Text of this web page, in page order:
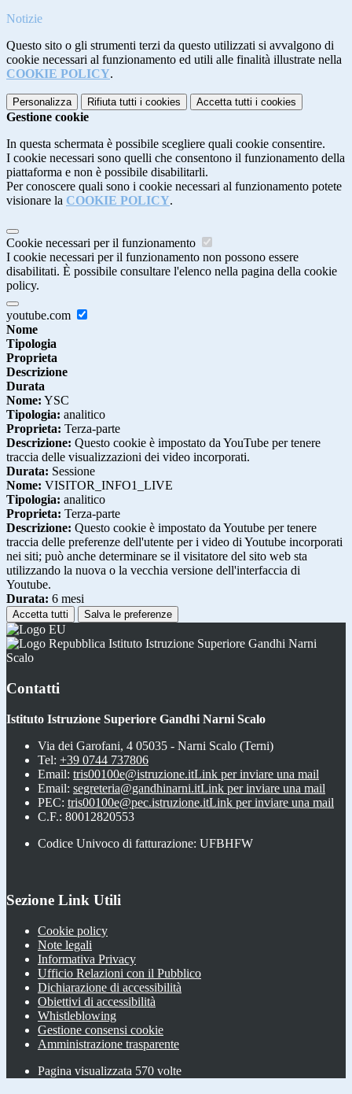
Notizie
Questo sito o gli strumenti terzi da questo utilizzati si avvalgono di
cookie necessari al funzionamento ed utili alle finalità illustrate nella
COOKIE POLICY.
Personalizza Rifiuta tutti i cookies Accetta tutti i cookies
Gestione cookie
In questa schermata è possibile scegliere quali cookie consentire.
I cookie necessari sono quelli che consentono il funzionamento della
piattaforma e non è possibile disabilitarli.
Per conoscere quali sono i cookie necessari al funzionamento potete
visionare la COOKIE POLICY.
Cookie necessari per il funzionamento
I cookie necessari per il funzionamento non possono essere
disabilitati. È possibile consultare l'elenco nella pagina della cookie
policy.
youtube.com
Nome
Tipologia
Proprieta
Descrizione
Durata
Nome: YSC
Tipologia: analitico
Proprieta: Terza-parte
Descrizione: Questo cookie è impostato da YouTube per tenere
traccia delle visualizzazioni dei video incorporati.
Durata: Sessione
Nome: VISITOR_INFO1_LIVE
Tipologia: analitico
Proprieta: Terza-parte
Descrizione: Questo cookie è impostato da Youtube per tenere
traccia delle preferenze dell'utente per i video di Youtube incorporati
nei siti; può anche determinare se il visitatore del sito web sta
utilizzando la nuova o la vecchia versione dell'interfaccia di
Youtube.
Durata: 6 mesi
Accetta tutti Salva le preferenze
Istituto Istruzione Superiore Gandhi Narni
Scalo
Contatti
Istituto Istruzione Superiore Gandhi Narni Scalo
Via dei Garofani, 4 05035 - Narni Scalo (Terni)
Tel: +39 0744 737806
Email: tris00100e@istruzione.itLink per inviare una mail
Email: segreteria@gandhinarni.itLink per inviare una mail
PEC: tris00100e@pec.istruzione.itLink per inviare una mail
C.F.: 80012820553
Codice Univoco di fatturazione: UFBHFW
Sezione Link Utili
Cookie policy
Note legali
Informativa Privacy
Ufficio Relazioni con il Pubblico
Dichiarazione di accessibilità
Obiettivi di accessibilità
Whistleblowing
Gestione consensi cookie
Amministrazione trasparente
Pagina visualizzata 570 volte